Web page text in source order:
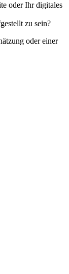
oder Ihr digitales
zu sein?
oder einer